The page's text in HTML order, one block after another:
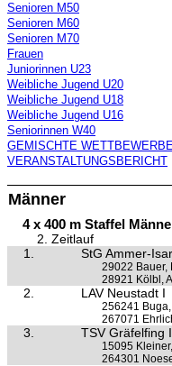
Senioren M50
Senioren M60
Senioren M70
Frauen
Juniorinnen U23
Weibliche Jugend U20
Weibliche Jugend U18
Weibliche Jugend U16
Seniorinnen W40
GEMISCHTE
VERANSTALTUNGSBERICHT
Männer
4 x 400 m Staffel
2. Zeitlauf
1.
StG Ammer-
29022 Bauer,
28921 Kölbl,
2. LAV Neustadt I
256241
267071
3. TSV Gräfelfing I
15095
264301